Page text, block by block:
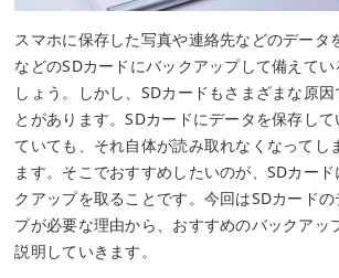
スマホに保存した写真や連絡先などのデータ
などのSDカードにバックアップして備えて
しょう。しかし、SDカードもさまざまな原
とがあります。SDカードにデータを保存し
ていても、それ自体が読み取れなくなってし
ます。そこでおすすめしたいのが、SDカー
クアップを取ることです。今回はSDカード
プが必要な理由から、おすすめのバックアッ
説明していきます。